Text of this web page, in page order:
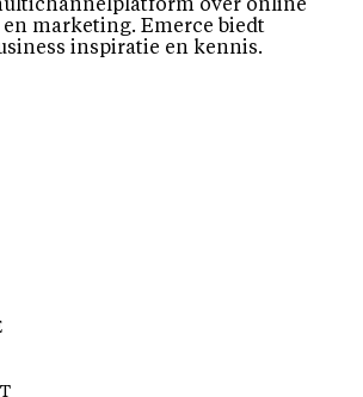
over online
en marketing. Emerce biedt
inspiratie en kennis.